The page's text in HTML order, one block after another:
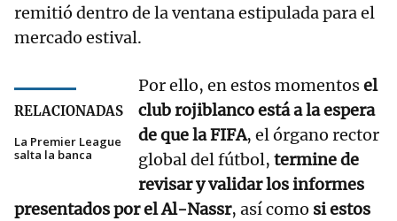
remitió dentro de la ventana estipulada para el
mercado estival.
RELACIONADAS
La Premier League
salta la banca
Por ello, en estos momentosel
club rojiblanco está a la espera
de que la FIFA, el órgano rector
global del fútbol, termine de
revisar y validar los informes
presentados por el Al-Nassr, así como si estos